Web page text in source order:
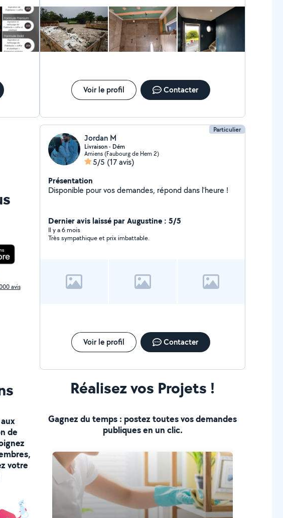
Voir le profil Contacter
avis
Particulier
Jordan M
Livraison - Dém
Amiens (Faubourg de Hem 2)
5/5 (17 avis)
Présentation
Disponible pour vos demandes, répond dans l'heure !
Dernier avis laissé par Augustine : 5/5
Il y a 6 mois
Très sympathique et prix imbattable.
Voir le profil Contacter
de
votre
Réalisez vos Projets !
Gagnez du temps : postez toutes vos demandes
publiques en un clic.